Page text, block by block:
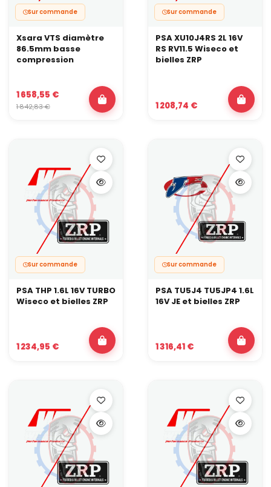
Sur commande
Xsara VTS diamètre
86.5mm basse
compression
1 658,55 €
1 842,83 €
Sur commande
PSA XU10J4RS 2L 16V
RS RV11.5 Wiseco et
bielles ZRP
1 208,74 €
Sur commande
PSA THP 1.6L 16V TURBO
Wiseco et bielles ZRP
1 234,95 €
Sur commande
PSA TU5J4 TU5JP4 1.6L
16V JE et bielles ZRP
1 316,41 €